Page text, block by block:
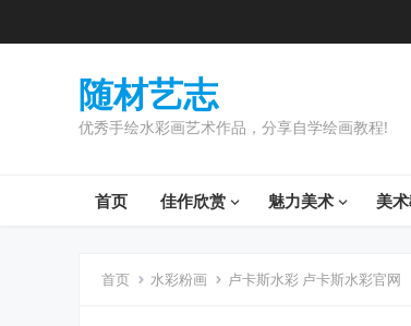
随材艺志
优秀手绘水彩画艺术作品，分享自学绘画教程!
首页 佳作欣赏 魅力美术 美
首页 水彩粉画 卢卡斯水彩 卢卡斯水彩官网